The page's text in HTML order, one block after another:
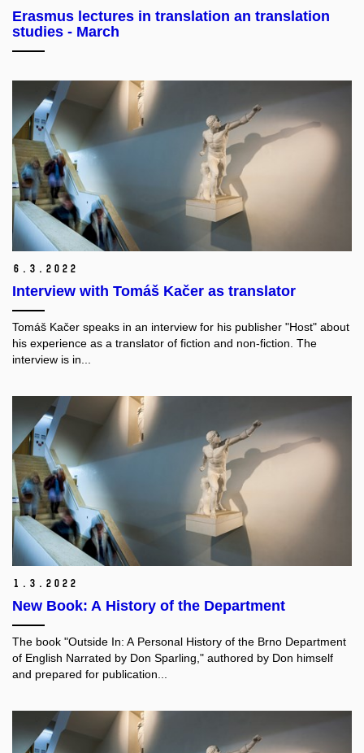
Erasmus lectures in translation an translation
studies - March
6. 3. 2022
Interview with Tomáš Kačer as translator
Tomáš Kačer speaks in an interview for his publisher "Host" about
his experience as a translator of fiction and non-fiction. The
interview is in...
1. 3. 2022
New Book: A History of the Department
The book "Outside In: A Personal History of the Brno Department
of English Narrated by Don Sparling," authored by Don himself
and prepared for publication...